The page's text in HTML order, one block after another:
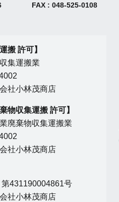
FAX : 048-525-0108
搬 許可】
集運搬業
社小林茂商店
物収集運搬 許可】
廃棄物収集運搬業
社小林茂商店
431190004861号
社小林茂商店